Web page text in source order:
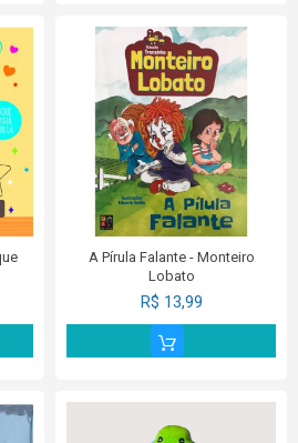
A Pírula Falante - Monteiro
Lobato
R$ 13,99